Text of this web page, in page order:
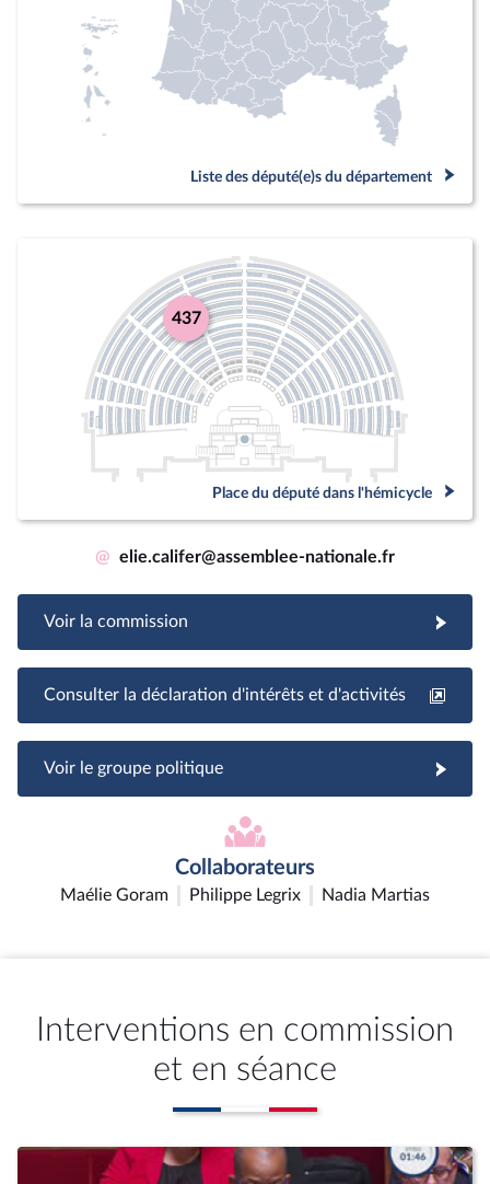
Liste des député(e)s du département
437
Place du député dans l'hémicycle
@ elie.califer@assemblee-nationale.fr
Voir la commission
Consulter la déclaration d'intérêts et d'activités
Voir le groupe politique
Collaborateurs
Maélie Goram Philippe Legrix Nadia Martias
Interventions en commission
et en séance